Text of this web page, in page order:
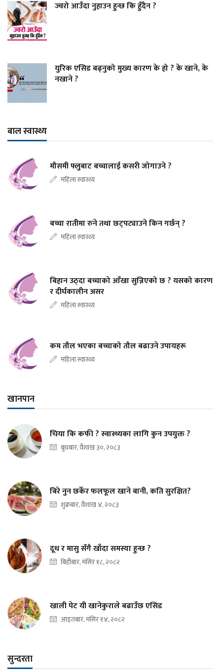
ज्वरो आउँदा नुहाउन हुन्छ कि हुँदैन ?
युरिक एसिड बढ्नुको मुख्य कारण के हो ? के खाने, के
नखाने ?
बाल स्वास्थ्य
मौसमी फ्लुबाट बच्चालाई कसरी जोगाउने ?
महिला स्वास्थ्य
बच्चा रातीमा रुने तथा छट्पट्याउने किन गर्छन् ?
महिला स्वास्थ्य
बिहान उठ्दा बच्चाको आँखा सुन्निएको छ ? यसको कारण
र दीर्घकालीन असर
महिला स्वास्थ्य
कम तौल भएका बच्चाको तौल बढाउने उपायहरू
महिला स्वास्थ्य
खानपान
चिया कि कफी ? स्वास्थ्यका लागि कुन उपयुक्त ?
बुधबार, वैशाख ३०, २०८३
बिरे नुन छर्केर फलफूल खाने बानी, कति सुरक्षित?
शुक्रबार, वैशाख ४, २०८३
दूध र मासु सँगै खाँदा समस्या हुन्छ ?
बिहीबार, मंसिर १८, २०८२
खाली पेट यी खानेकुराले बढाउँछ एसिड
आइतबार, मंसिर १४, २०८२
सुन्दरता